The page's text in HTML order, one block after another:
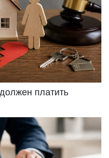
платить